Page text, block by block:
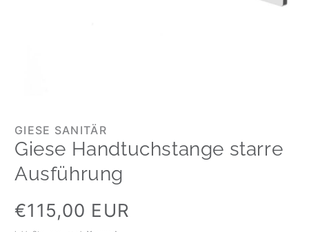
GIESE SANITÄR
Giese Handtuchstange starre
Ausführung
Normaler
Preis
€115,00 EUR